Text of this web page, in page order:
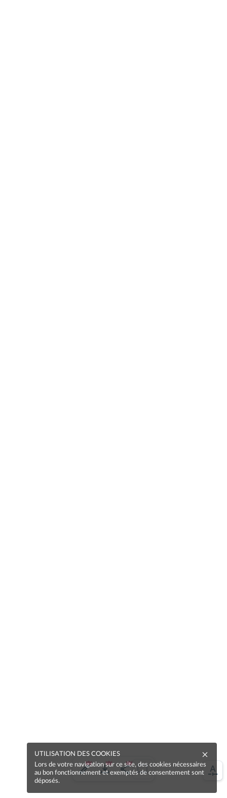
UTILISATION DES COOKIES
Lors de votre navigation sur ce site, des cookies nécessaires
au bon fonctionnement et exemptés de consentement sont
déposés.